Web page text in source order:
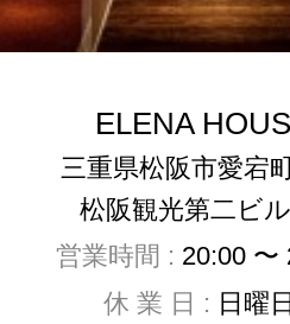
ELENA
三重県松阪市愛宕
松阪観光第二ビ
営業時間 : 20:00 〜
休 業 日 : 日曜